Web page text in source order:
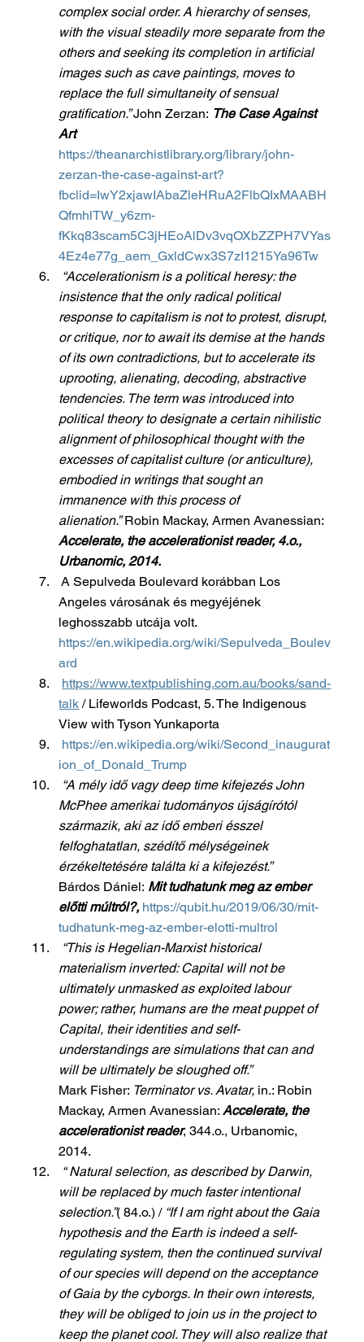
complex social order. A hierarchy of senses,
with the visual steadily more separate from the
others and seeking its completion in artificial
images such as cave paintings, moves to
replace the full simultaneity of sensual
gratification.” John Zerzan: The Case Against
Art
https://theanarchistlibrary.org/library/john-
zerzan-the-case-against-art?
fbclid=IwY2xjawIAbaZleHRuA2FlbQIxMAABH
QfmhlTW_y6zm-
fKkq83scam5C3jHEoAlDv3vqOXbZZPH7VYas
4Ez4e77g_aem_GxldCwx3S7zI1215Ya96Tw
“Accelerationism is a political heresy: the
insistence that the only radical political
response to capitalism is not to protest, disrupt,
or critique, nor to await its demise at the hands
of its own contradictions, but to accelerate its
uprooting, alienating, decoding, abstractive
tendencies. The term was introduced into
political theory to designate a certain nihilistic
alignment of philosophical thought with the
excesses of capitalist culture (or anticulture),
embodied in writings that sought an
immanence with this process of
alienation.” Robin Mackay, Armen Avanessian:
Accelerate, the accelerationist reader, 4.o.,
Urbanomic, 2014.
A Sepulveda Boulevard korábban Los
Angeles városának és megyéjének
leghosszabb utcája volt.
https://en.wikipedia.org/wiki/Sepulveda_Boulev
ard
https://www.textpublishing.com.au/books/sand-
talk / Lifeworlds Podcast, 5. The Indigenous
View with Tyson Yunkaporta
https://en.wikipedia.org/wiki/Second_inaugurat
ion_of_Donald_Trump
“A mély idő vagy deep time kifejezés John
McPhee amerikai tudományos újságírótól
származik, aki az idő emberi ésszel
felfoghatatlan, szédítő mélységeinek
érzékeltetésére találta ki a kifejezést.”
Bárdos Dániel: Mit tudhatunk meg az ember
előtti múltról?, https://qubit.hu/2019/06/30/mit-
tudhatunk-meg-az-ember-elotti-multrol
“This is Hegelian-Marxist historical
materialism inverted: Capital will not be
ultimately unmasked as exploited labour
power; rather, humans are the meat puppet of
Capital, their identities and self-
understandings are simulations that can and
will be ultimately be sloughed off.”
Mark Fisher: Terminator vs. Avatar, in.: Robin
Mackay, Armen Avanessian: Accelerate, the
accelerationist reader, 344.o., Urbanomic,
2014.
“ Natural selection, as described by Darwin,
will be replaced by much faster intentional
selection.”( 84.o.) / “If I am right about the Gaia
hypothesis and the Earth is indeed a self-
regulating system, then the continued survival
of our species will depend on the acceptance
of Gaia by the cyborgs. In their own interests,
they will be obliged to join us in the project to
keep the planet cool. They will also realize that